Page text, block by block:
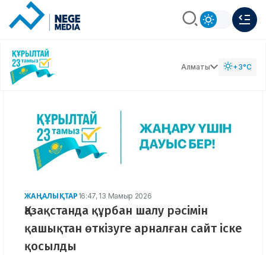
Алматы +3°C
ЖАҢАЛЫҚТАР 16:47, 13 Мамыр 2026
Қазақстанда құрбан шалу рәсімін
қашықтан өткізуге арналған сайт іске
қосылды